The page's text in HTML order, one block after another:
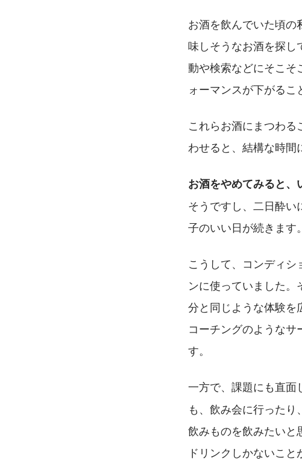
お酒を飲んでいた頃
味しそうなお酒を探し
動や検索などにそこそ
ォーマンスが下がるこ
これらお酒にまつわ
わせると、結構な時間
お酒をやめてみると、
そうですし、二日酔
子のいい日が続きます。
こうして、コンディ
ンに使っていました
分と同じような体験を
コーチングのような
す。
一方で、課題にも直面
も、飲み会に行った
飲みものを飲みたいと
ドリンクしかないこ